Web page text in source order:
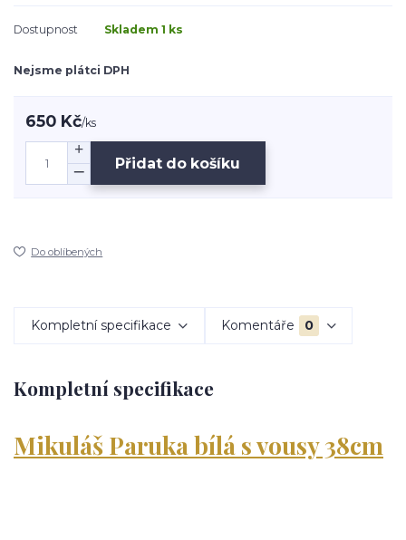
Dostupnost Skladem 1 ks
Nejsme plátci DPH
650 Kč/ks
Přidat do košíku
Do oblíbených
Kompletní specifikace Komentáře 0
Kompletní specifikace
Mikuláš Paruka bílá s vousy 38cm